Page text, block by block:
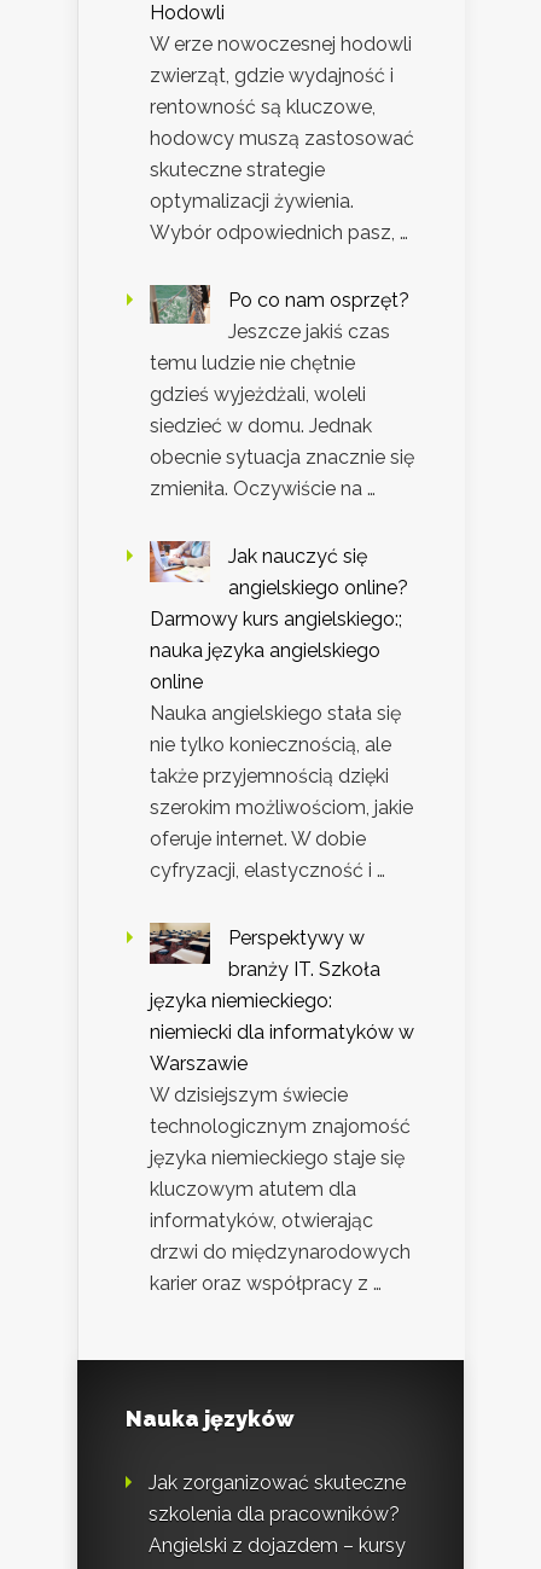
Hodowli
W erze nowoczesnej hodowli
zwierząt, gdzie wydajność i
rentowność są kluczowe,
hodowcy muszą zastosować
skuteczne strategie
optymalizacji żywienia.
Wybór odpowiednich pasz, …
Po co nam osprzęt?
Jeszcze jakiś czas
temu ludzie nie chętnie
gdzieś wyjeżdżali, woleli
siedzieć w domu. Jednak
obecnie sytuacja znacznie się
zmieniła. Oczywiście na …
Jak nauczyć się
angielskiego online?
Darmowy kurs angielskiego:;
nauka języka angielskiego
online
Nauka angielskiego stała się
nie tylko koniecznością, ale
także przyjemnością dzięki
szerokim możliwościom, jakie
oferuje internet. W dobie
cyfryzacji, elastyczność i …
Perspektywy w
branży IT. Szkoła
języka niemieckiego:
niemiecki dla informatyków w
Warszawie
W dzisiejszym świecie
technologicznym znajomość
języka niemieckiego staje się
kluczowym atutem dla
informatyków, otwierając
drzwi do międzynarodowych
karier oraz współpracy z …
Nauka języków
Jak zorganizować skuteczne
szkolenia dla pracowników?
Angielski z dojazdem – kursy